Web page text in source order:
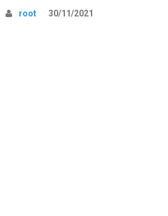
root 30/11/2021